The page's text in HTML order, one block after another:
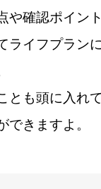
や確認ポイン
ライフプラン
とも頭に入れ
できますよ。